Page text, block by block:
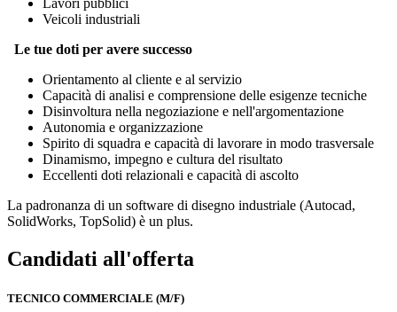
Lavori pubblici
Veicoli industriali
Le tue doti per avere successo
Orientamento al cliente e al servizio
Capacità di analisi e comprensione delle esigenze tecniche
Disinvoltura nella negoziazione e nell'argomentazione
Autonomia e organizzazione
Spirito di squadra e capacità di lavorare in modo trasversale
Dinamismo, impegno e cultura del risultato
Eccellenti doti relazionali e capacità di ascolto
La padronanza di un software di disegno industriale (Autocad,
SolidWorks, TopSolid) è un plus.
Candidati all'offerta
TECNICO COMMERCIALE (M/F)